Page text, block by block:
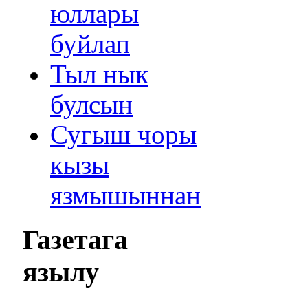
юллары
буйлап
Тыл нык
булсын
Сугыш чоры
кызы
язмышыннан
Газетага
язылу